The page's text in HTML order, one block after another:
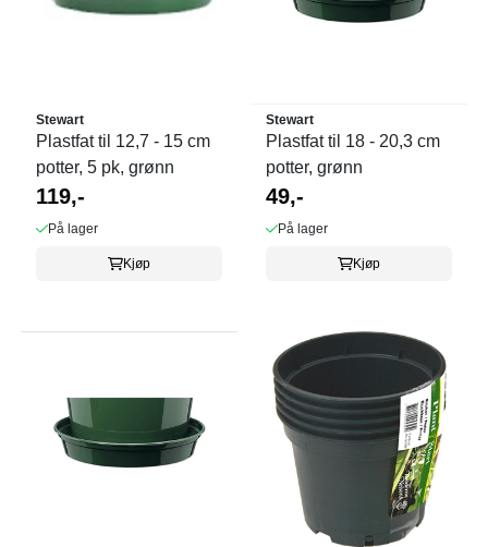
Stewart
Plastfat til 12,7 - 15 cm
potter, 5 pk, grønn
119,-
På lager
Kjøp
Stewart
Plastfat til 18 - 20,3 cm
potter, grønn
49,-
På lager
Kjøp